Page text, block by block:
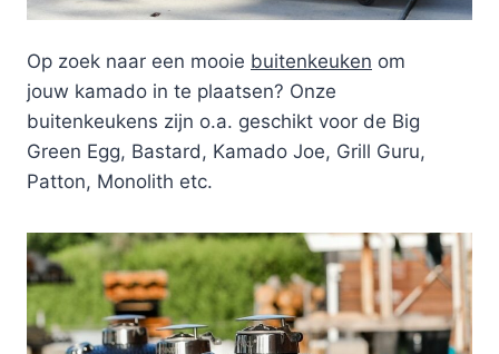
Op zoek naar een mooie buitenkeuken om
jouw kamado in te plaatsen? Onze
buitenkeukens zijn o.a. geschikt voor de Big
Green Egg, Bastard, Kamado Joe, Grill Guru,
Patton, Monolith etc.